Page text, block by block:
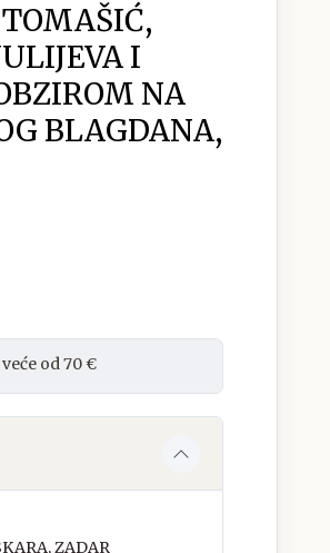
I
NA
BLAGDANA,
od 70 €
ZADAR